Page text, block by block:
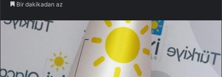
Bir dakikadan az